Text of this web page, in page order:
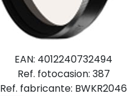
EAN: 4012240732494
Ref. fotocasion: 387
Ref. fabricante: BWKR2046